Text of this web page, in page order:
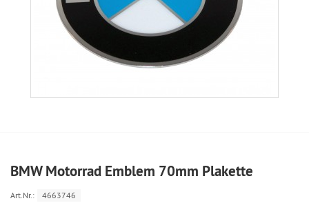
BMW Motorrad Emblem 70mm Plakette
Art.Nr.: 4663746